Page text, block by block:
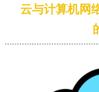
云与计算机网